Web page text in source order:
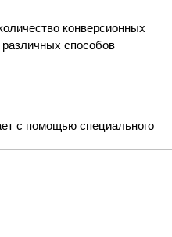
конверсионных
различных способов
с помощью специального